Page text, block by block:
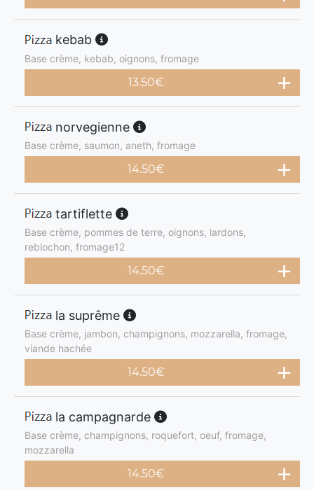
kebab
Base crème, kebab, oignons, fromage
13.50€
norvegienne
Base crème, saumon, aneth, fromage
14.50€
tartiflette
Base crème, pommes de terre, oignons, lardons,
reblochon, fromage12
14.50€
la suprême
Base crème, jambon, champignons, mozzarella, fromage,
viande hachée
14.50€
la campagnarde
Base crème, champignons, roquefort, oeuf, fromage,
mozzarella
14.50€